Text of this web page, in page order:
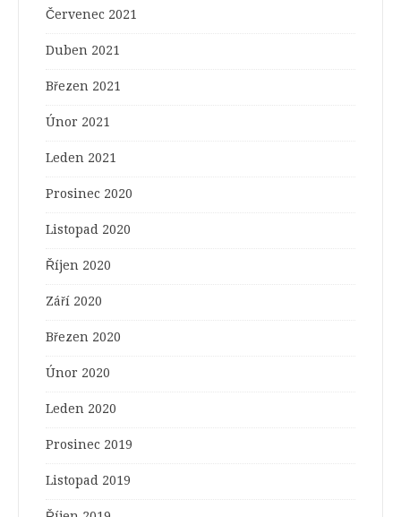
Červenec 2021
Duben 2021
Březen 2021
Únor 2021
Leden 2021
Prosinec 2020
Listopad 2020
Říjen 2020
Září 2020
Březen 2020
Únor 2020
Leden 2020
Prosinec 2019
Listopad 2019